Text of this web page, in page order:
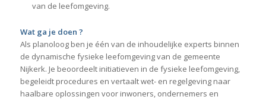
van de leefomgeving.
Wat ga je doen ?
Als planoloog ben je één van de inhoudelijke experts binnen
de dynamische fysieke leefomgeving van de gemeente
Nijkerk. Je beoordeelt initiatieven in de fysieke leefomgeving,
begeleidt procedures en vertaalt wet- en regelgeving naar
haalbare oplossingen voor inwoners, ondernemers en